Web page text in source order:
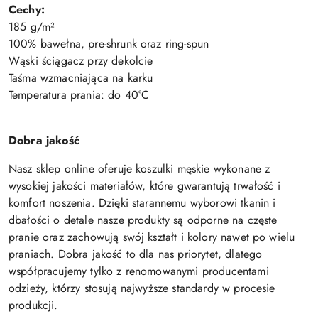
Cechy:
185 g/m²
100% bawełna, pre-shrunk oraz ring-spun
Wąski ściągacz przy dekolcie
Taśma wzmacniająca na karku
Temperatura prania: do 40°C
Dobra jakość
Nasz sklep online oferuje koszulki męskie wykonane z
wysokiej jakości materiałów, które gwarantują trwałość i
komfort noszenia. Dzięki starannemu wyborowi tkanin i
dbałości o detale nasze produkty są odporne na częste
pranie oraz zachowują swój kształt i kolory nawet po wielu
praniach. Dobra jakość to dla nas priorytet, dlatego
współpracujemy tylko z renomowanymi producentami
odzieży, którzy stosują najwyższe standardy w procesie
produkcji.